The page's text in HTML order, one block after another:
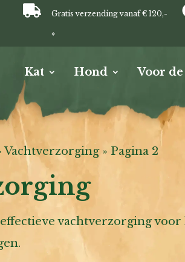
 Gratis verzending vanaf € 120,-
*
Kat Hond Voor
Vachtverzorging» Pagina 2
vachtverzorging voor